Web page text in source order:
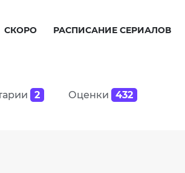
СКОРО РАСПИСАНИЕ СЕРИАЛОВ
2 Оценки 432